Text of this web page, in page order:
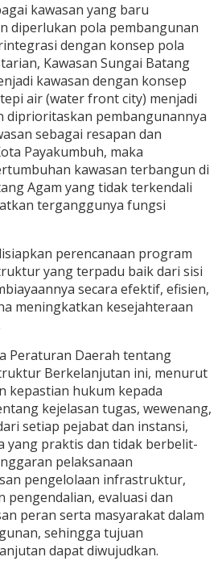
kawasan yang baru
diperlukan pola pembangunan
dengan konsep pola
Kawasan Sungai Batang
kawasan dengan konsep
air (water front city) menjadi
diprioritaskan pembangunannya
sebagai resapan dan
Payakumbuh, maka
kawasan terbangun di
Agam yang tidak terkendali
terganggunya fungsi
perencanaan program
yang terpadu baik dari sisi
secara efektif, efisien,
meningkatkan kesejahteraan
Peraturan Daerah tentang
Berkelanjutan ini, menurut
kepastian hukum kepada
kejelasan tugas, wewenang,
setiap pejabat dan instansi,
yang praktis dan tidak berbelit-
pelaksanaan
pengelolaan infrastruktur,
pengendalian, evaluasi dan
peran serta masyarakat dalam
sehingga tujuan
dapat diwujudkan.